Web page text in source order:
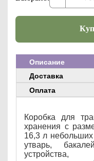
Описание
Доставка
Оплата
Коробка для
хранения с
16,3 л
утварь,